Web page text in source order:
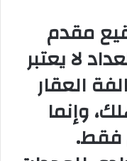
مقدم
لا يعتبر
العقار
وإنما
فقط.